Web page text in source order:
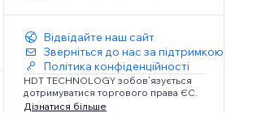
Відвідайте наш сайт
Зверніться до нас за підтримкою
Політика конфіденційності
HDT TECHNOLOGY зобов’язується
дотримуватися торгового права ЄС.
Дізнатися більше